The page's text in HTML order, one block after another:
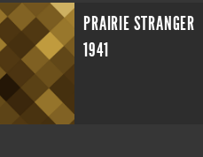
PRAIRIE STRANGER
1941